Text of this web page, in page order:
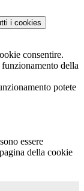
i cookies
consentire.
della
potete
essere
della cookie